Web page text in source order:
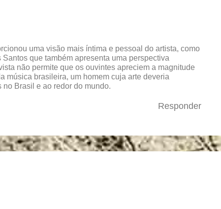
uma visão mais íntima e pessoal do artista, como
que também apresenta uma perspectiva
não permite que os ouvintes apreciem a magnitude
música brasileira, um homem cuja arte deveria
Brasil e ao redor do mundo.
Responder